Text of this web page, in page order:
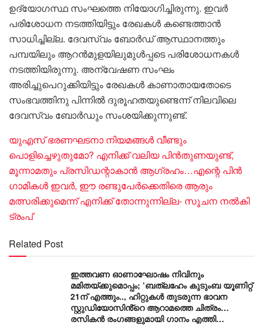
ഉദ്യോഗസ്ഥ സംഘത്തെ നിയോഗിച്ചിരുന്നു. ഇവർ
പരിശോധന നടത്തിയിട്ടും രേഖകൾ കണ്ടെത്താൻ
സാധിച്ചില്ല. ദേവസ്വം ബോർഡ് ആസ്ഥാനത്തും
പമ്പയിലും ആറൻമുളയിലുമുൾപ്പടെ പരിശോധനകൾ
നടത്തിയിരുന്നു. അന്വേഷണ സംഘം
അരിച്ചുപെറുക്കിയിട്ടും രേഖകൾ കാണാതായതോടെ
സംഭവത്തിനു പിന്നിൽ ദുരൂഹതയുണ്ടെന്ന് നിലവിലെ
ദേവസ്വം ബോർഡും സംശയിക്കുന്നുണ്ട്.
യുഎസ് ഭരണഘടനാ നിയമങ്ങൾ വീണ്ടും
പൊളിച്ചെഴുതുമോ? എനിക്ക് വലിയ പിൻതുണയുണ്ട്,
മൂന്നാമതും പ്രസിഡന്റാകാൻ ആഗ്രഹം…എന്റെ പിൻ​
ഗാമികൾ ഇവർ, ഈ രണ്ടുപേർക്കെതിരെ ആരും
മത്സരിക്കുമെന്ന് എനിക്ക് തോന്നുന്നില്ല- സൂചന നൽകി
ട്രംപ്
Related Post
ഇത്തവണ ഓണാഘോഷം നിവിനും
മമിതയ്ക്കുമൊപ്പം; ‘ബത്‍ലഹേം കുടുംബ യൂണിറ്റ്
21ന് എത്തും.., ഹിറ്റുകൾ തുടരുന്ന ഭാവന
സ്റ്റുഡിയോസിൻ്റെ ആറാമത്തെ ചിത്രം…
രസികൻ രംഗങ്ങളുമായി ഗാനം എത്തി…